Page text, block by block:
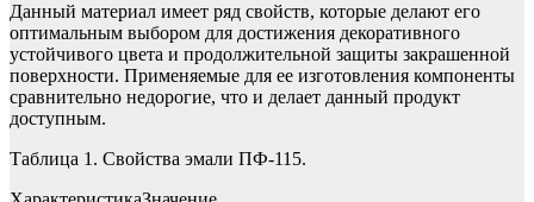
Данный материал имеет ряд свойств, которые делают его
оптимальным выбором для достижения декоративного
устойчивого цвета и продолжительной защиты закрашенной
поверхности. Применяемые для ее изготовления компоненты
сравнительно недорогие, что и делает данный продукт
доступным.
Таблица 1. Свойства эмали ПФ-115.